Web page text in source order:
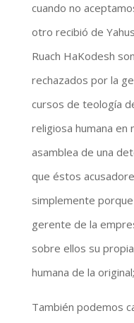
cuando no
otro recibió de
Ruach HaKodesh
rechazados por la
cursos de teología
religiosa humana en
asamblea de una
que éstos
simplemente
gerente de la
sobre ellos su
humana de la
También podemos